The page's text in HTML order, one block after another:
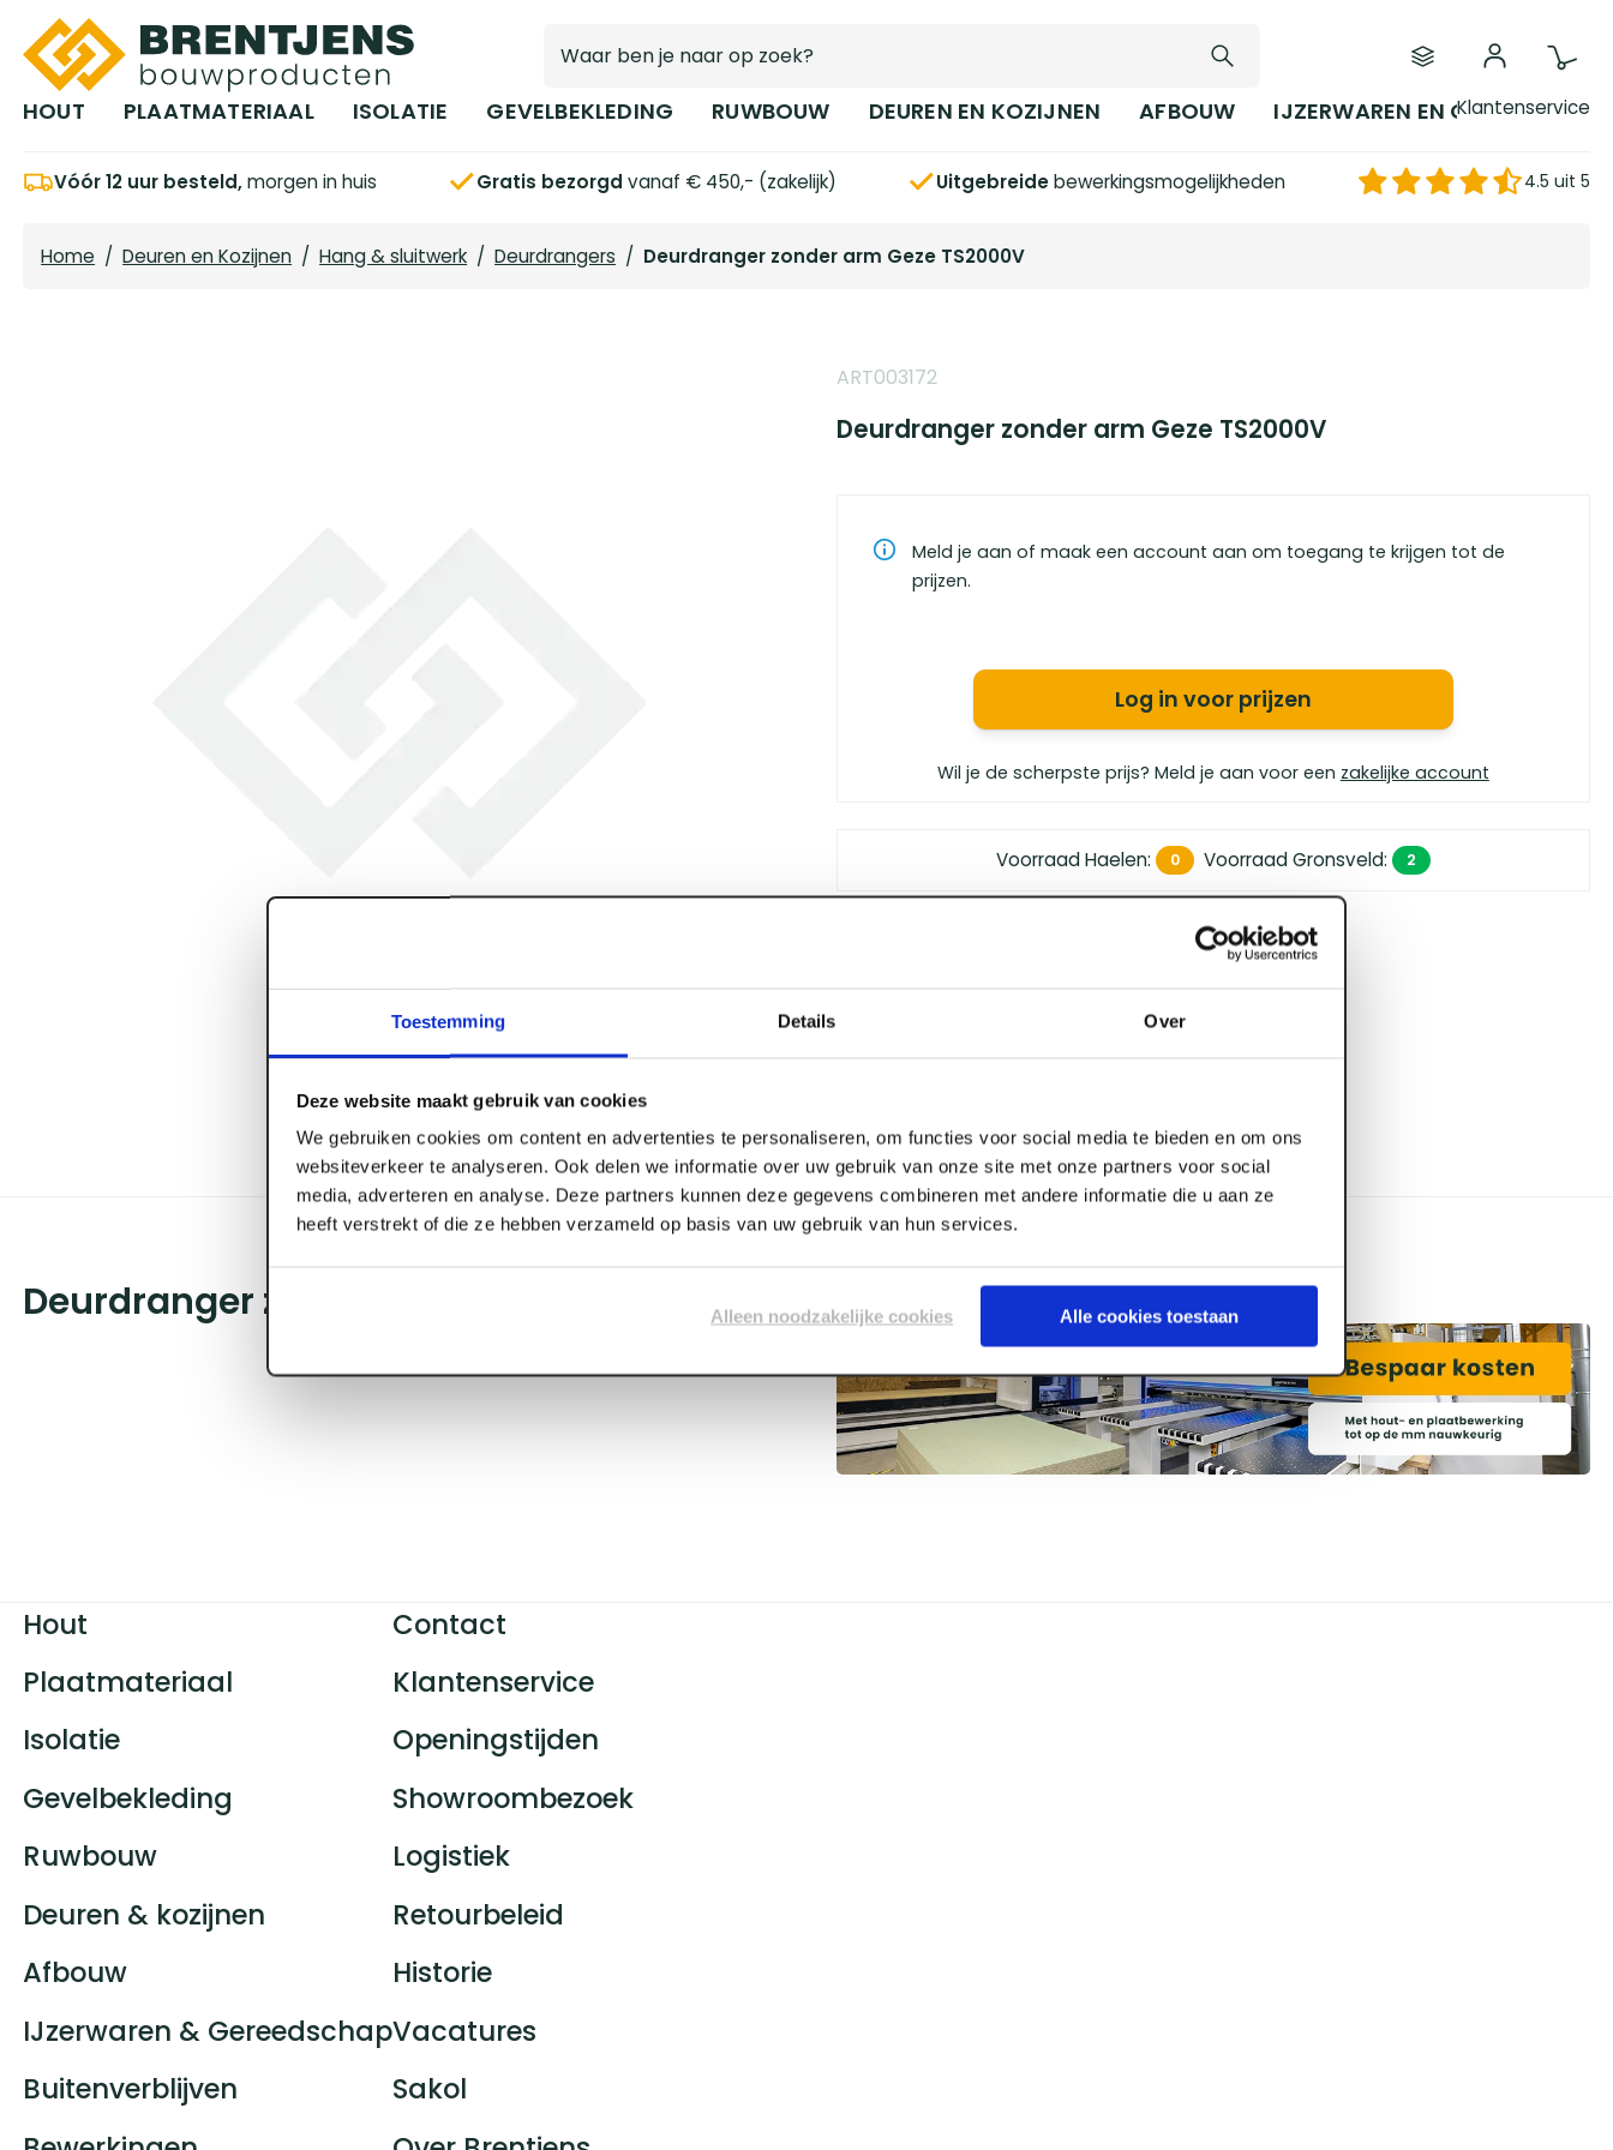
Toestemming Details Over
Deze website maakt gebruik van cookies
We gebruiken cookies om content en advertenties te personaliseren, om functies voor social media te bieden en om ons
websiteverkeer te analyseren. Ook delen we informatie over uw gebruik van onze site met onze partners voor social
media, adverteren en analyse. Deze partners kunnen deze gegevens combineren met andere informatie die u aan ze
heeft verstrekt of die ze hebben verzameld op basis van uw gebruik van hun services.
Alleen noodzakelijke cookies Alle cookies toestaan
Ga naar hoofdinhoud
HOUT PLAATMATERIAAL ISOLATIE GEVELBEKLEDING RUWBOUW DEUREN EN KOZIJNEN AFBOUW IJZERWAREN EN GEREEDSCHAP
Klantenservice
Vóór 12 uur besteld,morgen in huis Gratis bezorgd vanaf € 450,- (zakelijk) Uitgebreidebewerkingsmogelijkheden 4.5 uit 5
Home / Deuren en Kozijnen / Hang & sluitwerk / Deurdrangers / Deurdranger zonder arm Geze TS2000V
ART003172
Deurdranger zonder arm Geze TS2000V
Meld je aan of maak een account aan om toegang te krijgen tot de
prijzen.
Log in voor prijzen
Wil je de scherpste prijs? Meld je aan voor een zakelijke account
Voorraad Haelen: 0 Voorraad Gronsveld: 2
vanaf € 450,- (zakelijk)
een 4.5 uit 5
Deurdranger zonder arm Geze TS2000V
Hout
Plaatmateriaal
Isolatie
Gevelbekleding
Ruwbouw
Deuren & kozijnen
Afbouw
IJzerwaren & Gereedschap
Buitenverblijven
Contact
Klantenservice
Openingstijden
Showroombezoek
Logistiek
Retourbeleid
Historie
Vacatures
Sakol